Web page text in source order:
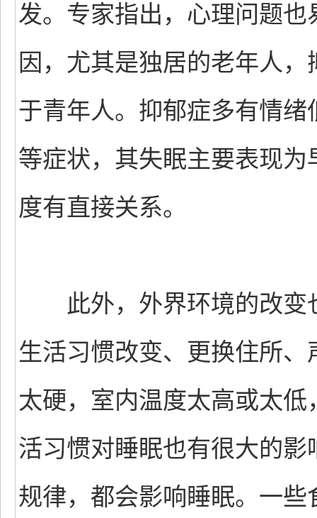
发。专家指出，心理问题
因，尤其是独居的老年人
于青年人。抑郁症多有情
等症状，其失眠主要表现
度有直接关系。
此外，外界环境的改变
生活习惯改变、更换住所
太硬，室内温度太高或太
活习惯对睡眠也有很大的
规律，都会影响睡眠。一